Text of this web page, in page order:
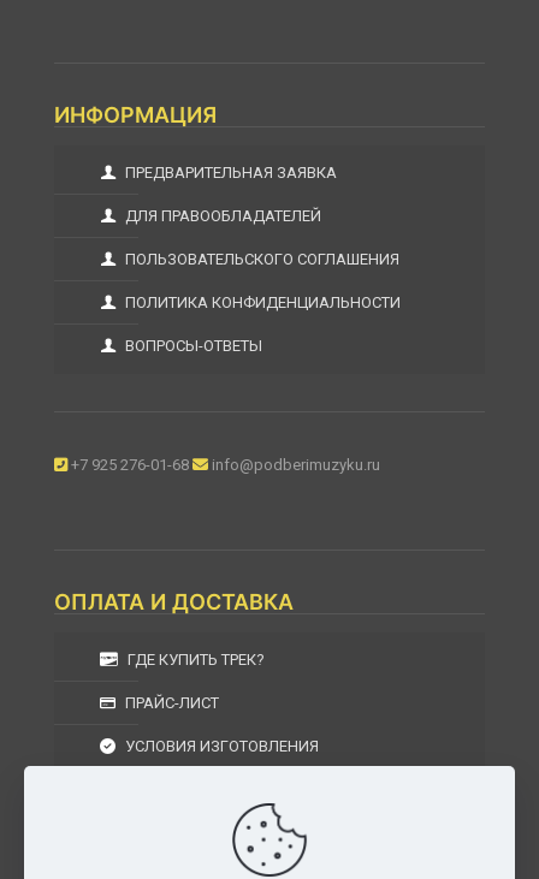
ИНФОРМАЦИЯ
ПРЕДВАРИТЕЛЬНАЯ ЗАЯВКА
ДЛЯ ПРАВООБЛАДАТЕЛЕЙ
ПОЛЬЗОВАТЕЛЬСКОГО СОГЛАШЕНИЯ
ПОЛИТИКА КОНФИДЕНЦИАЛЬНОСТИ
ВОПРОСЫ-ОТВЕТЫ
+7 925 276-01-68 info@podberimuzyku.ru
ОПЛАТА И ДОСТАВКА
ГДЕ КУПИТЬ ТРЕК?
ПРАЙС-ЛИСТ
УСЛОВИЯ ИЗГОТОВЛЕНИЯ
УСЛОВИЯ ВОЗВРАТА